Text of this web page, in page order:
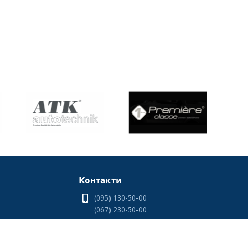
Контакти
(095) 130-50-00
(067) 230-50-00
(066) 330-50-00